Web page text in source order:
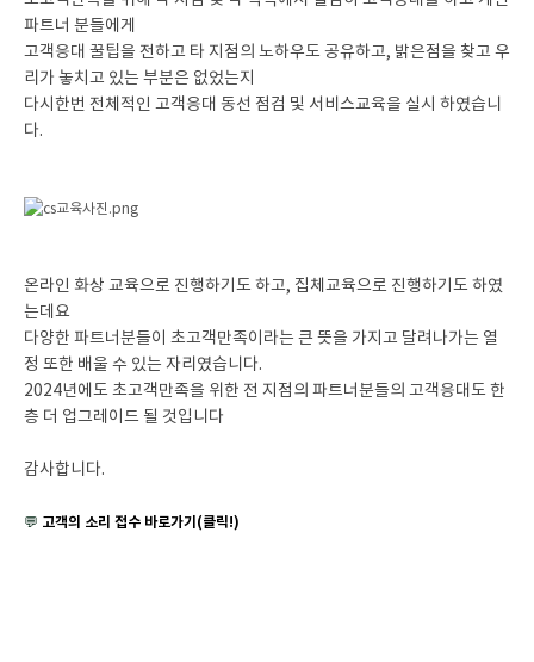
파트너 분들에게
고객응대 꿀팁을 전하고 타 지점의 노하우도 공유하고, 밝은점을 찾고 우
리가 놓치고 있는 부분은 없었는지
다시한번 전체적인 고객응대 동선 점검 및 서비스교육을 실시 하였습니
다.
온라인 화상 교육으로 진행하기도 하고, 집체교육으로 진행하기도 하였
는데요
다양한 파트너분들이 초고객만족이라는 큰 뜻을 가지고 달려나가는 열
정 또한 배울 수 있는 자리였습니다.
2024년에도 초고객만족을 위한 전 지점의 파트너분들의 고객응대도 한
층 더 업그레이드 될 것입니다
감사합니다.
💬 고객의 소리 접수 바로가기(클릭!)